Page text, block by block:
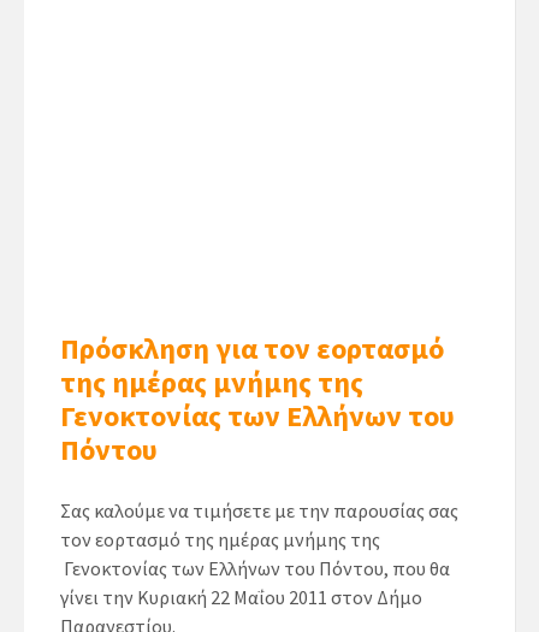
Πρόσκληση για τον εορτασμό
της ημέρας μνήμης της
Γενοκτονίας των Ελλήνων του
Πόντου
Σας καλούμε να τιμήσετε με την παρουσίας σας
τον εορτασμό της ημέρας μνήμης της
Γενοκτονίας των Ελλήνων του Πόντου, που θα
γίνει την Κυριακή 22 Μαΐου 2011 στον Δήμο
Παρανεστίου.